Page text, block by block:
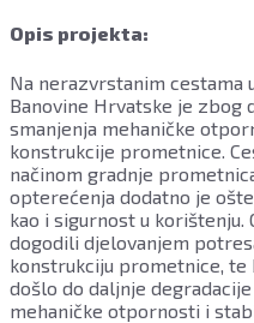
Opis projekta:
Na nerazvrstanim cestama
Banovine Hrvatske je zbog
smanjenja mehaničke
konstrukcije prometnice.
načinom gradnje
opterećenja dodatno je
kao i sigurnost u korištenju.
dogodili djelovanjem
konstrukciju prometnice,
došlo do daljnje
mehaničke otpornosti i